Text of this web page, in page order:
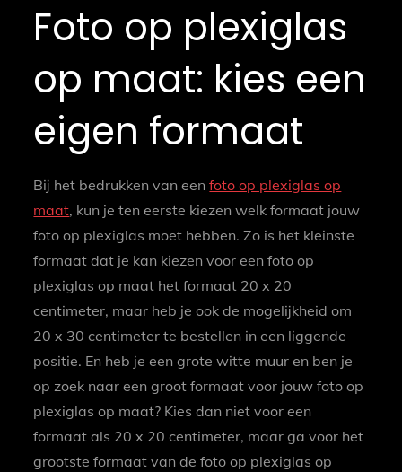
Foto op plexiglas
op maat: kies een
eigen formaat
Bij het bedrukken van eenfoto op plexiglas op
maat, kun je ten eerste kiezen welk formaat jouw
foto op plexiglas moet hebben. Zo is het kleinste
formaat dat je kan kiezen voor een foto op
plexiglas op maat het formaat 20 x 20
centimeter, maar heb je ook de mogelijkheid om
20 x 30 centimeter te bestellen in een liggende
positie. En heb je een grote witte muur en ben je
op zoek naar een groot formaat voor jouw foto op
plexiglas op maat? Kies dan niet voor een
formaat als 20 x 20 centimeter, maar ga voor het
grootste formaat van de foto op plexiglas op